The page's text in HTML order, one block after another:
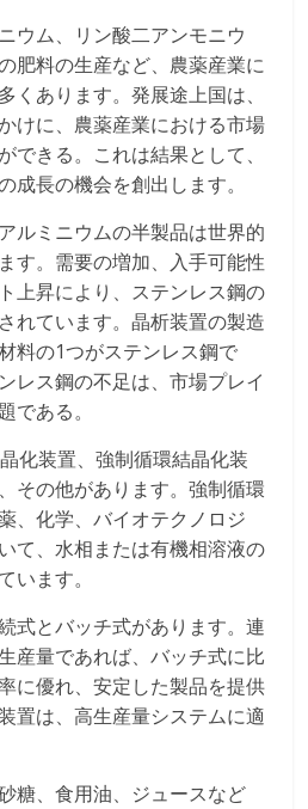
ウム、リン酸二アンモニウ
肥料の生産など、農薬産業に
くあります。発展途上国は、
けに、農薬産業における市場
できる。これは結果として、
成長の機会を創出します。
ルミニウムの半製品は世界的
す。需要の増加、入手可能性
上昇により、ステンレス鋼の
れています。晶析装置の製造
料の1つがステンレス鋼で
レス鋼の不足は、市場プレイ
である。
化装置、強制循環結晶化装
その他があります。強制循環
、化学、バイオテクノロジ
て、水相または有機相溶液の
います。
式とバッチ式があります。連
産量であれば、バッチ式に比
に優れ、安定した製品を提供
置は、高生産量システムに適
糖、食用油、ジュースなど